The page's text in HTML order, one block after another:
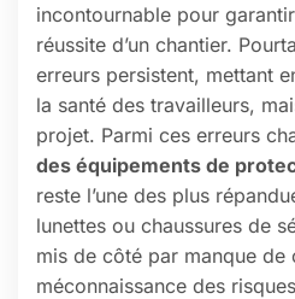
incontournable pour
réussite d’un chantier.
erreurs persistent, mettant
la santé des travailleurs,
projet. Parmi ces erreurs
des équipements de
reste l’une des plus
lunettes ou chaussures de
mis de côté par manque
méconnaissance des